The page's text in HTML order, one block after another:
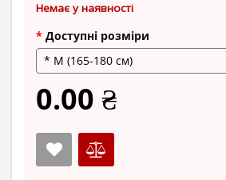
Немає у наявності
Доступні розміри
0.00 ₴